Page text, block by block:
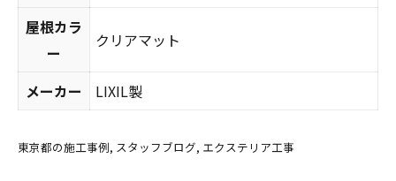
屋根カラ
ー
クリアマット
メーカー LIXIL製
東京都の施工事例 スタッフブログ エクステリア工事